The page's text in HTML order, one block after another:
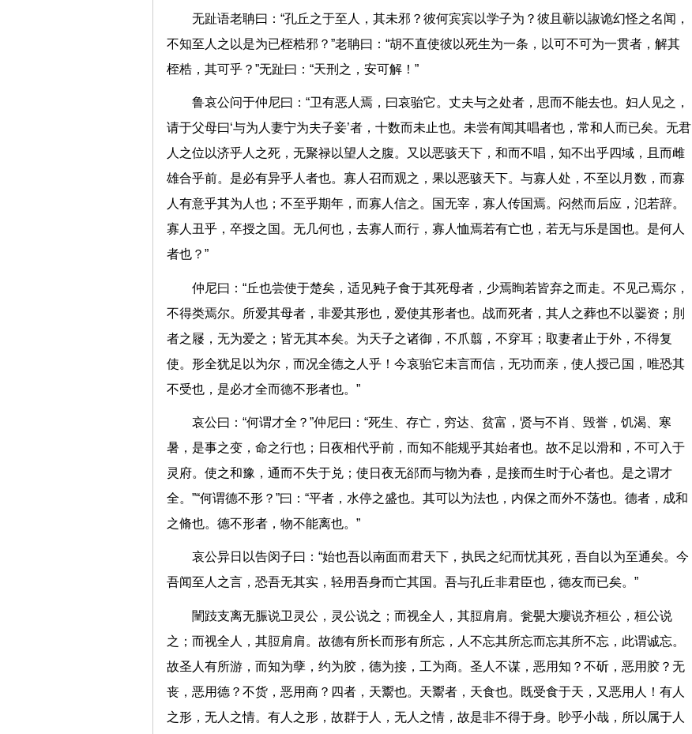
无趾语老聃曰：“孔丘之于至人，其未邪？彼何宾宾以学子为？彼且蕲以諔诡幻怪之名闻，
不知至人之以是为已桎梏邪？”老聃曰：“胡不直使彼以死生为一条，以可不可为一贯者，解其
桎梏，其可乎？”无趾曰：“天刑之，安可解！”
鲁哀公问于仲尼曰：“卫有恶人焉，曰哀骀它。丈夫与之处者，思而不能去也。妇人见之，
请于父母曰‘与为人妻宁为夫子妾’者，十数而未止也。未尝有闻其唱者也，常和人而已矣。无君
人之位以济乎人之死，无聚禄以望人之腹。又以恶骇天下，和而不唱，知不出乎四域，且而雌
雄合乎前。是必有异乎人者也。寡人召而观之，果以恶骇天下。与寡人处，不至以月数，而寡
人有意乎其为人也；不至乎期年，而寡人信之。国无宰，寡人传国焉。闷然而后应，氾若辞。
寡人丑乎，卒授之国。无几何也，去寡人而行，寡人恤焉若有亡也，若无与乐是国也。是何人
者也？”
仲尼曰：“丘也尝使于楚矣，适见豘子食于其死母者，少焉眴若皆弃之而走。不见己焉尔，
不得类焉尔。所爱其母者，非爱其形也，爱使其形者也。战而死者，其人之葬也不以翣资；刖
者之屦，无为爱之；皆无其本矣。为天子之诸御，不爪翦，不穿耳；取妻者止于外，不得复
使。形全犹足以为尔，而况全德之人乎！今哀骀它未言而信，无功而亲，使人授己国，唯恐其
不受也，是必才全而德不形者也。”
哀公曰：“何谓才全？”仲尼曰：“死生、存亡，穷达、贫富，贤与不肖、毁誉，饥渴、寒
暑，是事之变，命之行也；日夜相代乎前，而知不能规乎其始者也。故不足以滑和，不可入于
灵府。使之和豫，通而不失于兑；使日夜无郤而与物为春，是接而生时于心者也。是之谓才
全。”“何谓德不形？”曰：“平者，水停之盛也。其可以为法也，内保之而外不荡也。德者，成和
之脩也。德不形者，物不能离也。”
哀公异日以告闵子曰：“始也吾以南面而君天下，执民之纪而忧其死，吾自以为至通矣。今
吾闻至人之言，恐吾无其实，轻用吾身而亡其国。吾与孔丘非君臣也，德友而已矣。”
闉跂支离无脤说卫灵公，灵公说之；而视全人，其脰肩肩。瓮甖大癭说齐桓公，桓公说
之；而视全人，其脰肩肩。故德有所长而形有所忘，人不忘其所忘而忘其所不忘，此谓诚忘。
故圣人有所游，而知为孽，约为胶，德为接，工为商。圣人不谋，恶用知？不斫，恶用胶？无
丧，恶用德？不货，恶用商？四者，天鬻也。天鬻者，天食也。既受食于天，又恶用人！有人
之形，无人之情。有人之形，故群于人，无人之情，故是非不得于身。眇乎小哉，所以属于人